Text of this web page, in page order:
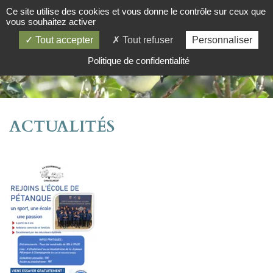
ACTUALITÉS
Ce site utilise des cookies et vous donne le contrôle sur ceux que
vous souhaitez activer
Tout accepter
Tout refuser
Personnaliser
Politique de confidentialité